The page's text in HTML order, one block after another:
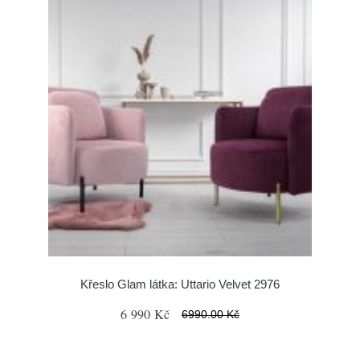
Křeslo Glam látka: Uttario Velvet 2976
6 990 Kč 6990.00 Kč